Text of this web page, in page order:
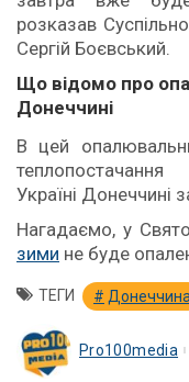
розказав
Сергій Боєвський.
Що відомо про
Донеччині
В цей
Україні Донеччині
Нагадаємо, у
зими не буде
ТЕГИ Донеччина
Pro100media